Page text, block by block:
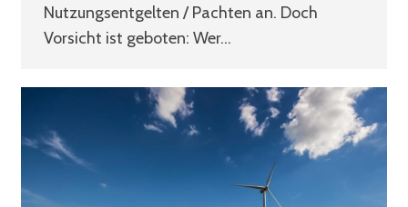
Nutzungsentgelten / Pachten an. Doch
Vorsicht ist geboten: Wer…